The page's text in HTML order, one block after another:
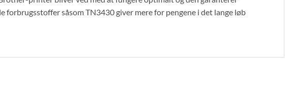
såsom TN3430 giver mere for pengene i det lange løb